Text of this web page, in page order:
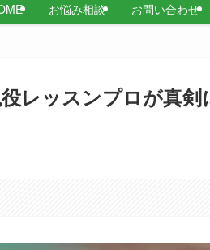
お悩み相談 お問い合わせ
レッスンプロが真剣